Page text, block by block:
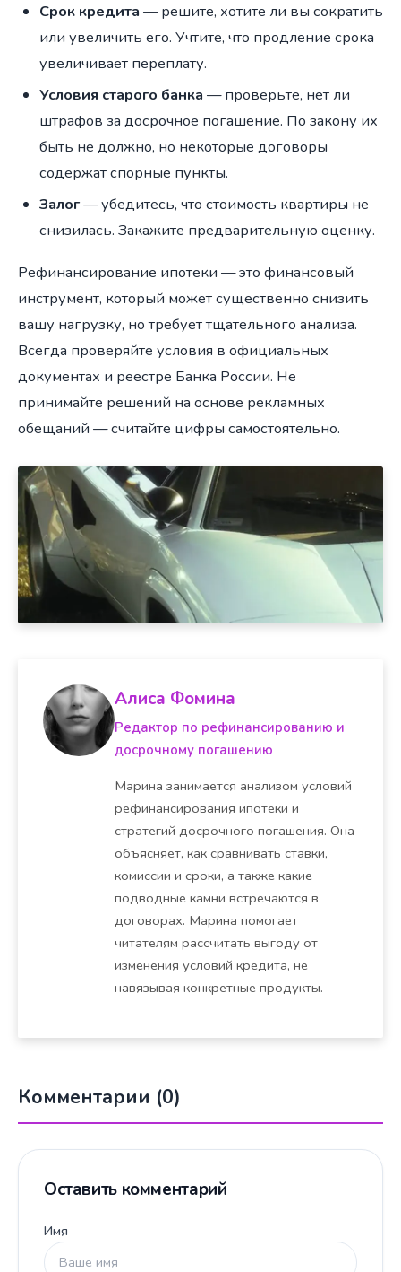
Срок кредита — решите, хотите ли вы сократить
или увеличить его. Учтите, что продление срока
увеличивает переплату.
Условия старого банка — проверьте, нет ли
штрафов за досрочное погашение. По закону их
быть не должно, но некоторые договоры
содержат спорные пункты.
Залог— убедитесь, что стоимость квартиры не
снизилась. Закажите предварительную оценку.
Рефинансирование ипотеки — это финансовый
инструмент, который может существенно снизить
вашу нагрузку, но требует тщательного анализа.
Всегда проверяйте условия в официальных
документах и реестре Банка России. Не
принимайте решений на основе рекламных
обещаний — считайте цифры самостоятельно.
Алиса Фомина
Редактор по рефинансированию и
досрочному погашению
Марина занимается анализом условий
рефинансирования ипотеки и
стратегий досрочного погашения. Она
объясняет, как сравнивать ставки,
комиссии и сроки, а также какие
подводные камни встречаются в
договорах. Марина помогает
читателям рассчитать выгоду от
изменения условий кредита, не
навязывая конкретные продукты.
Комментарии (0)
Оставить комментарий
Имя